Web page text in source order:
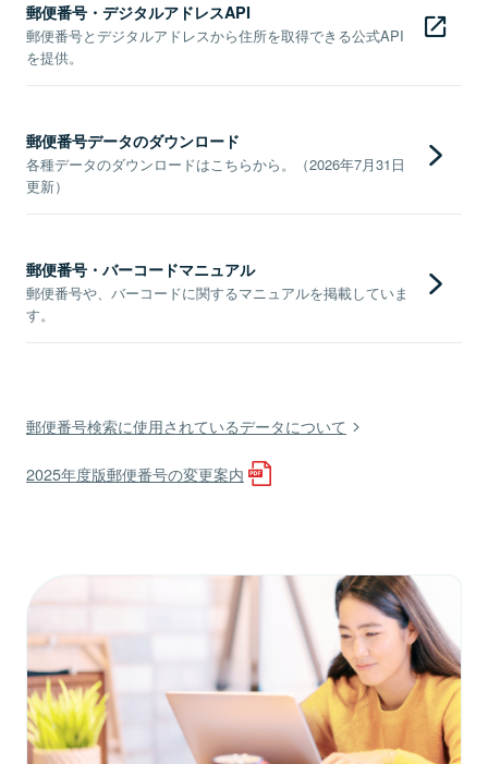
郵便番号・デジタルアドレスAPI
郵便番号とデジタルアドレスから住所を取得できる公式API
を提供。
郵便番号データのダウンロード
各種データのダウンロードはこちらから。（2026年7月31日
更新）
郵便番号・バーコードマニュアル
郵便番号や、バーコードに関するマニュアルを掲載していま
す。
郵便番号検索に使用されているデータについて
2025年度版郵便番号の変更案内